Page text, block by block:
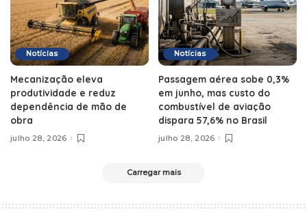
Notícias
Mecanização eleva
produtividade e reduz
dependência de mão de
obra
julho 28, 2026
Notícias
Passagem aérea sobe 0,3%
em junho, mas custo do
combustível de aviação
dispara 57,6% no Brasil
julho 28, 2026
Carregar mais